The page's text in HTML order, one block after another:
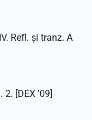
Refl. și tranz. A
2. [DEX '09]